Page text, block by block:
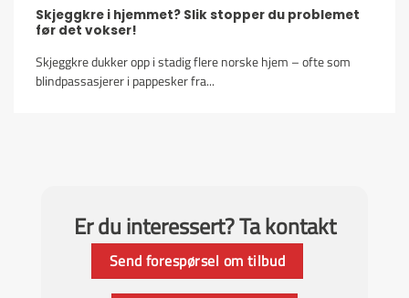
Skjeggkre i hjemmet? Slik stopper du problemet
før det vokser!
Skjeggkre dukker opp i stadig flere norske hjem – ofte som
blindpassasjerer i pappesker fra...
Er du interessert? Ta kontakt
Send forespørsel om tilbud